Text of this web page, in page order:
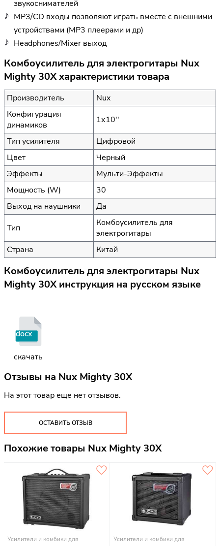
звукоснимателей
MP3/CD входы позволяют играть вместе с внешними
устройствами (МР3 плеерами и др)
Headphones/Mixer выход
Комбоусилитель для электрогитары Nux
Mighty 30X характеристики товара
Производитель
Nux
Конфигурация
динамиков
1х10''
Тип усилителя
Цифровой
Цвет
Черный
Эффекты
Мульти-Эффекты
Мощность (W)
30
Выход на наушники
Да
Тип
Комбоусилитель для
электрогитары
Страна
Китай
Комбоусилитель для электрогитары Nux
Mighty 30X инструкция на русском языке
docx
скачать
Отзывы на Nux Mighty 30X
На этот товар еще нет отзывов.
ОСТАВИТЬ ОТЗЫВ
Похожие товары Nux Mighty 30X
Усилители и комбики для
Усилители и комбики для